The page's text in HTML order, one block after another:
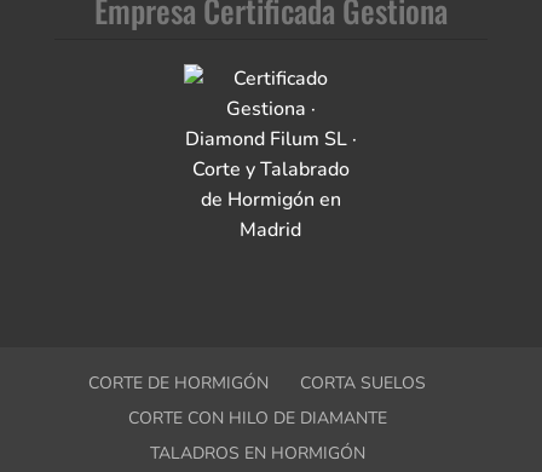
Empresa Certificada Gestiona
CORTE DE HORMIGÓN
CORTA SUELOS
CORTE CON HILO DE DIAMANTE
TALADROS EN HORMIGÓN